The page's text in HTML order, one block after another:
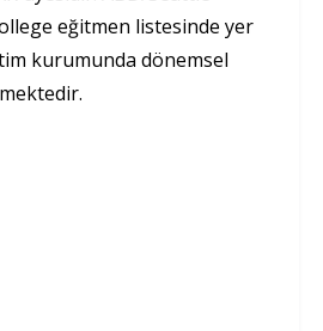
eğitmen listesinde yer
kurumunda dönemsel